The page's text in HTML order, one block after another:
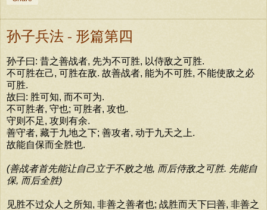
孙子兵法 - 形篇第四
孙子曰: 昔之善战者, 先为不可胜, 以侍敌之可胜.
不可胜在己, 可胜在敌. 故善战者, 能为不可胜, 不能使敌之必
可胜.
故曰: 胜可知, 而不可为.
不可胜者, 守也; 可胜者, 攻也.
守则不足, 攻则有余.
善守者, 藏于九地之下; 善攻者, 动于九天之上.
故能自保而全胜也.
(善战者首先能让自己立于不败之地, 而后侍敌之可胜. 先能自
保, 而后全胜)
见胜不过众人之所知, 非善之善者也; 战胜而天下曰善, 非善之